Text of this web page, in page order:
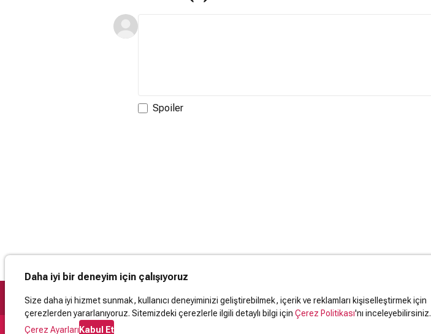
Spoiler
Daha iyi bir deneyim için çalışıyoruz
Size daha iyi hizmet sunmak, kullanıcı deneyiminizi geliştirebilmek, içerik ve reklamları kişiselleştirmek için
çerezlerden yararlanıyoruz. Sitemizdeki çerezlerle ilgili detaylı bilgi için Çerez Politikası'nı inceleyebilirsiniz.
Çerez AyarlarıKabul Et